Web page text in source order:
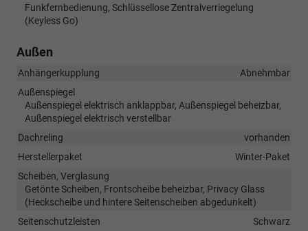
Funkfernbedienung, Schlüssellose Zentralverriegelung
(Keyless Go)
Außen
Anhängerkupplung
Abnehmbar
Außenspiegel
Außenspiegel elektrisch anklappbar, Außenspiegel beheizbar,
Außenspiegel elektrisch verstellbar
Dachreling
vorhanden
Herstellerpaket
Winter-Paket
Scheiben, Verglasung
Getönte Scheiben, Frontscheibe beheizbar, Privacy Glass
(Heckscheibe und hintere Seitenscheiben abgedunkelt)
Seitenschutzleisten
Schwarz